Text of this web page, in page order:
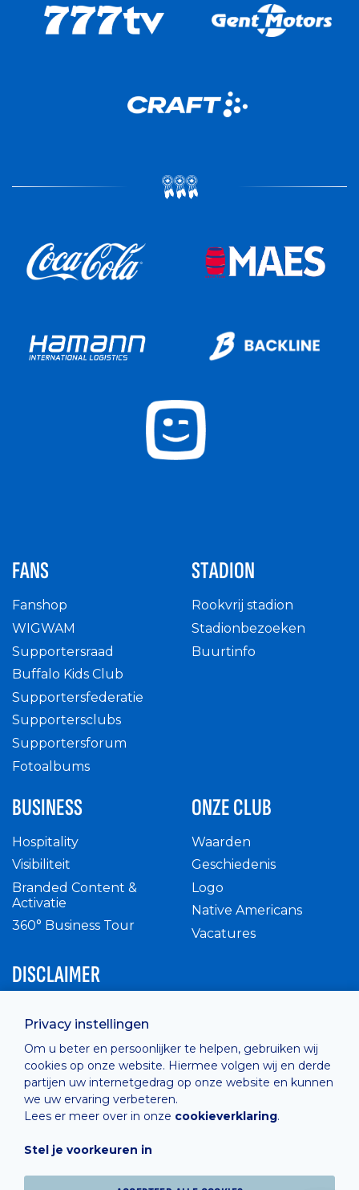
Privacy instellingen
Om u beter en persoonlijker te helpen, gebruiken wij
cookies op onze website. Hiermee volgen wij en derde
partijen uw internetgedrag op onze website en kunnen
we uw ervaring verbeteren.
Lees er meer over in onze cookieverklaring.
Stel je voorkeuren in
FANS
Fanshop
WIGWAM
Supportersraad
Buffalo Kids Club
Supportersfederatie
Supportersclubs
Supportersforum
Fotoalbums
STADION
Rookvrij stadion
Stadionbezoeken
Buurtinfo
BUSINESS
Hospitality
Visibiliteit
Branded Content &
Activatie
360° Business Tour
ONZE CLUB
Waarden
Geschiedenis
Logo
Native Americans
Vacatures
DISCLAIMER
Privacy Policy
Cashless
verkoopsvoorwaarden
Cookie Policy
Hosted by Combell